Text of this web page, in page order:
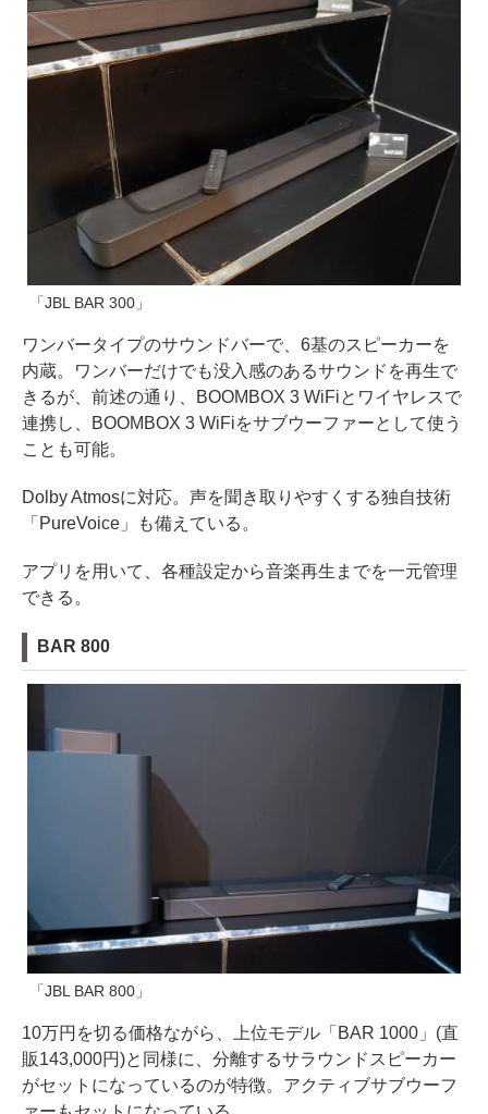
「JBL BAR 300」
ワンバータイプのサウンドバーで、6基のスピーカーを
内蔵。ワンバーだけでも没入感のあるサウンドを再生で
きるが、前述の通り、BOOMBOX 3 WiFiとワイヤレスで
連携し、BOOMBOX 3 WiFiをサブウーファーとして使う
ことも可能。
Dolby Atmosに対応。声を聞き取りやすくする独自技術
「PureVoice」も備えている。
アプリを用いて、各種設定から音楽再生までを一元管理
できる。
BAR 800
「JBL BAR 800」
10万円を切る価格ながら、上位モデル「BAR 1000」(直
販143,000円)と同様に、分離するサラウンドスピーカー
がセットになっているのが特徴。アクティブサブウーフ